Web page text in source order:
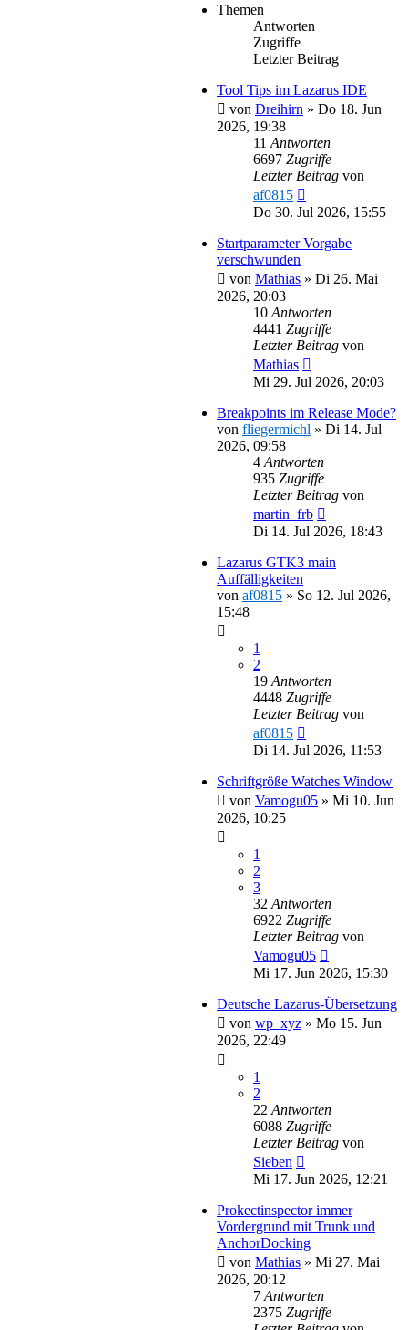
Themen
Antworten
Zugriffe
Letzter Beitrag
Tool Tips im Lazarus IDE
von Dreihirn » Do 18. Jun
2026, 19:38
11 Antworten
6697 Zugriffe
Letzter Beitrag von
af0815
Do 30. Jul 2026, 15:55
Startparameter Vorgabe
verschwunden
von Mathias » Di 26. Mai
2026, 20:03
10 Antworten
4441 Zugriffe
Letzter Beitrag von
Mathias
Mi 29. Jul 2026, 20:03
Breakpoints im Release Mode?
von fliegermichl » Di 14. Jul
2026, 09:58
4 Antworten
935 Zugriffe
Letzter Beitrag von
martin_frb
Di 14. Jul 2026, 18:43
Lazarus GTK3 main
Auffälligkeiten
von af0815 » So 12. Jul 2026,
15:48
1
2
19 Antworten
4448 Zugriffe
Letzter Beitrag von
af0815
Di 14. Jul 2026, 11:53
Schriftgröße Watches Window
von Vamogu05 » Mi 10. Jun
2026, 10:25
1
2
3
32 Antworten
6922 Zugriffe
Letzter Beitrag von
Vamogu05
Mi 17. Jun 2026, 15:30
Deutsche Lazarus-Übersetzung
von wp_xyz » Mo 15. Jun
2026, 22:49
1
2
22 Antworten
6088 Zugriffe
Letzter Beitrag von
Sieben
Mi 17. Jun 2026, 12:21
Prokectinspector immer
Vordergrund mit Trunk und
AnchorDocking
von Mathias » Mi 27. Mai
2026, 20:12
7 Antworten
2375 Zugriffe